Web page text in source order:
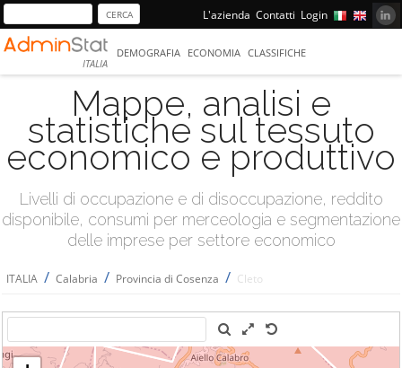
L'azienda Contatti Login
ITALIA
DEMOGRAFIA ECONOMIA CLASSIFICHE
Mappe, analisi e
statistiche sul tessuto
economico e produttivo
Livelli di occupazione e di disoccupazione, reddito
disponibile, consumi per merceologia e segmentazione
delle imprese per settore economico
ITALIA / Calabria / Provincia di Cosenza / Cleto